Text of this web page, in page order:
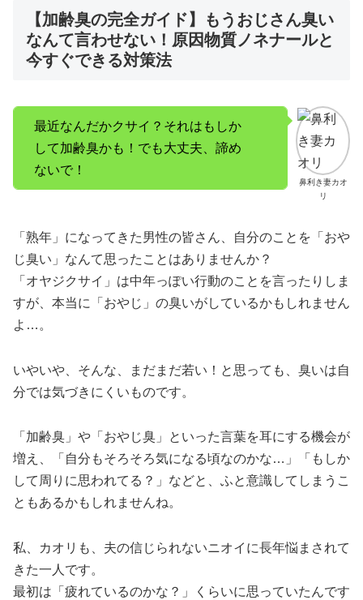
【加齢臭の完全ガイド】もうおじさん臭い
なんて言わせない！原因物質ノネナールと
今すぐできる対策法
鼻利き妻カオ
リ
最近なんだかクサイ？それはもしか
して加齢臭かも！でも大丈夫、諦め
ないで！
「熟年」になってきた男性の皆さん、自分のことを「おや
じ臭い」なんて思ったことはありませんか？
「オヤジクサイ」は中年っぽい行動のことを言ったりしま
すが、本当に「おやじ」の臭いがしているかもしれません
よ…。
いやいや、そんな、まだまだ若い！と思っても、臭いは自
分では気づきにくいものです。
「加齢臭」や「おやじ臭」といった言葉を耳にする機会が
増え、「自分もそろそろ気になる頃なのかな…」「もしか
して周りに思われてる？」などと、ふと意識してしまうこ
ともあるかもしれませんね。
私、カオリも、夫の信じられないニオイに長年悩まされて
きた一人です。
最初は「疲れているのかな？」くらいに思っていたんです